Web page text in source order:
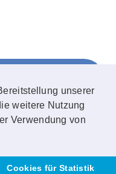
unserer
weitere Nutzung
Verwendung von
Cookies für Statistik